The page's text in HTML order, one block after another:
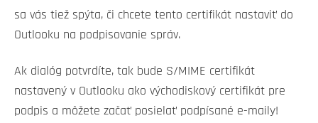
sa vás tiež spýta, či chcete tento certifikát nastaviť do
Outlooku na podpisovanie správ.
Ak dialóg potvrdíte, tak bude S/MIME certifikát
nastavený v Outlooku ako východiskový certifikát pre
podpis a môžete začať posielať podpísané e-maily!